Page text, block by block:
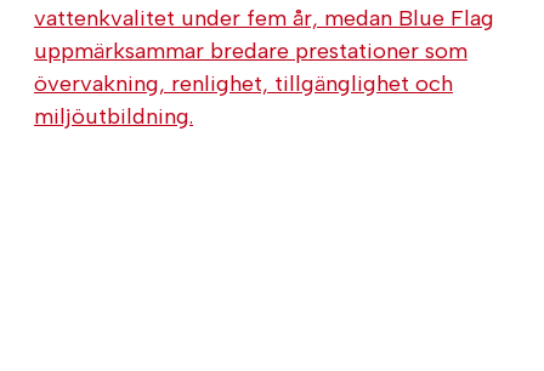
vattenkvalitet under fem år, medan Blue Flag
uppmärksammar bredare prestationer som
övervakning, renlighet, tillgänglighet och
miljöutbildning.